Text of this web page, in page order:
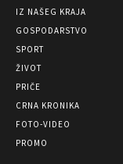
IZ NAŠEG KRAJA
GOSPODARSTVO
SPORT
ŽIVOT
PRIČE
CRNA KRONIKA
FOTO-VIDEO
PROMO